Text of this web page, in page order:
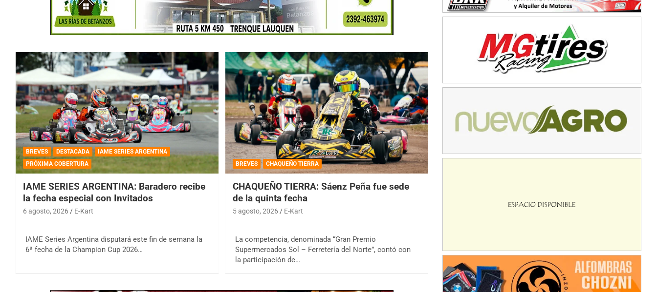
BREVES DESTACADA
IAME SERIES ARGENTINA
PRÓXIMA COBERTURA
IAME SERIES ARGENTINA: Baradero recibe
la fecha especial con Invitados
6 agosto, 2026 E-Kart
IAME Series Argentina disputará este fin de semana la
6ª fecha de la Champion Cup 2026…
BREVES CHAQUEÑO TIERRA
CHAQUEÑO TIERRA: Sáenz Peña fue sede
de la quinta fecha
5 agosto, 2026 E-Kart
La competencia, denominada “Gran Premio
Supermercados Sol – Ferretería del Norte”, contó con
la participación de…
José Samuel Sánchez (Tierra)
Rufino (Santa Fe)
TUCUMANO - F5
Juan Navarro (Asfalto)
El Timbó (Tucumán)